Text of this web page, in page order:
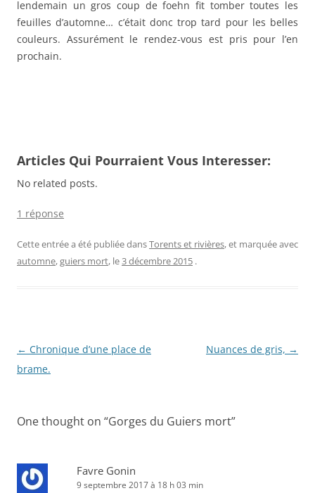
lendemain un gros coup de foehn fit tomber toutes les
feuilles d’automne… c’était donc trop tard pour les belles
couleurs. Assurément le rendez-vous est pris pour l’en
prochain.
Articles Qui Pourraient Vous Interesser:
No related posts.
1 réponse
Cette entrée a été publiée dansTorents et rivières, et marquée avec
automne,guiers mort, le3 décembre 2015 .
Navigation
des
← Chronique d’une place de
brame.
Nuances de gris, →
One thought on “Gorges du Guiers mort”
Favre Gonin
9 septembre 2017 à 18 h 03 min